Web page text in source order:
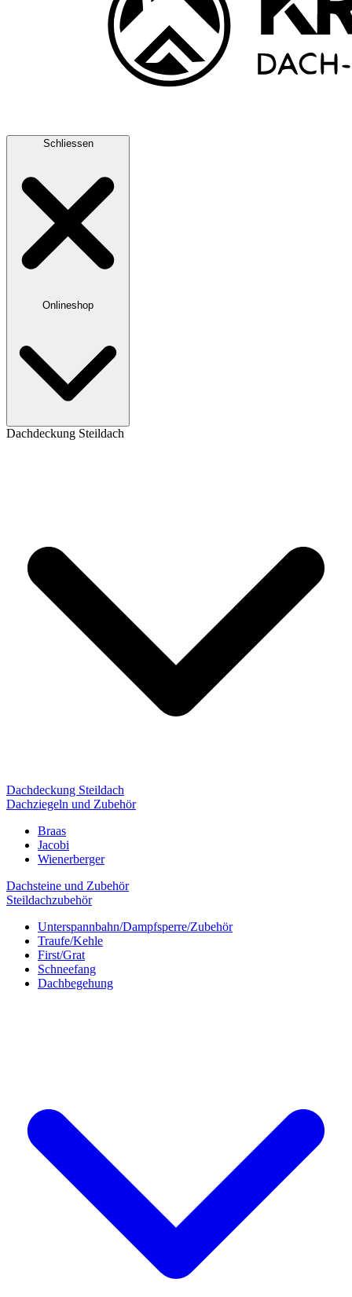
Schliessen
Onlineshop
Dachdeckung Steildach
Dachdeckung Steildach
Dachziegeln und Zubehör
Braas
Jacobi
Wienerberger
Dachsteine und Zubehör
Steildachzubehör
Unterspannbahn/Dampfsperre/Zubehör
Traufe/Kehle
First/Grat
Schneefang
Dachbegehung